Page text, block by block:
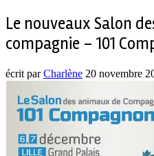
Le nouveaux Salon
compagnie – 101
écrit parCharlène 20 novembre